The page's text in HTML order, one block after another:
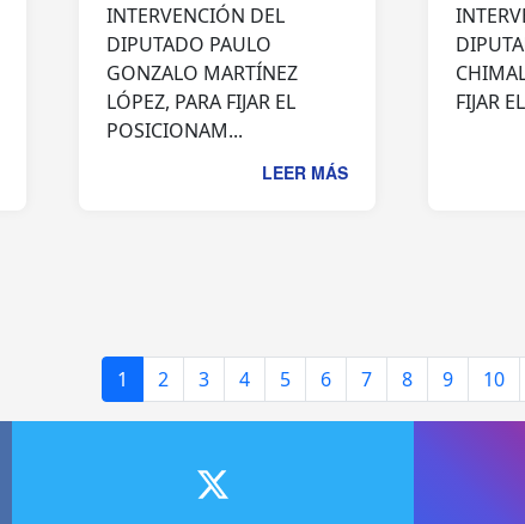
INTERVENCIÓN DEL
DIPUTADO PAULO
GONZALO MARTÍNEZ
LÓPEZ, PARA FIJAR EL
POSICIONAM...
LEER MÁS
FIJAR
1 2 3 4 5 6 7 8 9 10